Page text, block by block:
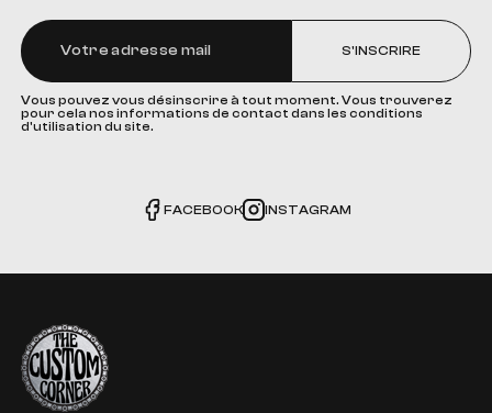
S'INSCRIRE
Vous pouvez vous désinscrire à tout moment. Vous trouverez
pour cela nos informations de contact dans les conditions
d'utilisation du site.
FACEBOOK INSTAGRAM
The Custom Corner